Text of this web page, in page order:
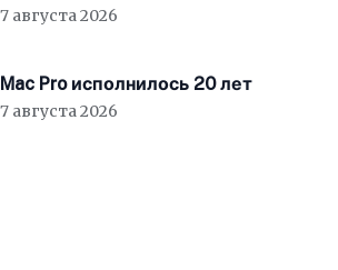
7 августа 2026
Mac Pro исполнилось 20 лет
7 августа 2026